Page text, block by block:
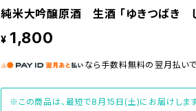
純米大吟醸原酒 生酒 「ゆきつばき
¥ 1,800
なら 手数料無料の 翌月払い
※この商品は、最短で8月15日(土)にお届けしま